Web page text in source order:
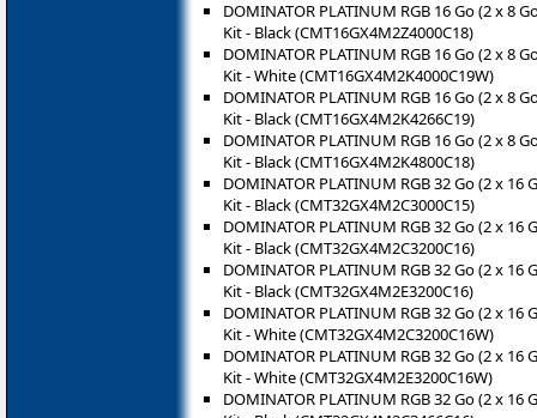
DOMINATOR PLATINUM RGB 16 Go (2 x 8
Kit - Black (CMT16GX4M2Z4000C18)
DOMINATOR PLATINUM RGB 16 Go (2 x 8
Kit - White (CMT16GX4M2K4000C19W)
DOMINATOR PLATINUM RGB 16 Go (2 x 8
Kit - Black (CMT16GX4M2K4266C19)
DOMINATOR PLATINUM RGB 16 Go (2 x 8
Kit - Black (CMT16GX4M2K4800C18)
DOMINATOR PLATINUM RGB 32 Go (2 x
Kit - Black (CMT32GX4M2C3000C15)
DOMINATOR PLATINUM RGB 32 Go (2 x
Kit - Black (CMT32GX4M2C3200C16)
DOMINATOR PLATINUM RGB 32 Go (2 x
Kit - Black (CMT32GX4M2E3200C16)
DOMINATOR PLATINUM RGB 32 Go (2 x
Kit - White (CMT32GX4M2C3200C16W)
DOMINATOR PLATINUM RGB 32 Go (2 x
Kit - White (CMT32GX4M2E3200C16W)
DOMINATOR PLATINUM RGB 32 Go (2 x